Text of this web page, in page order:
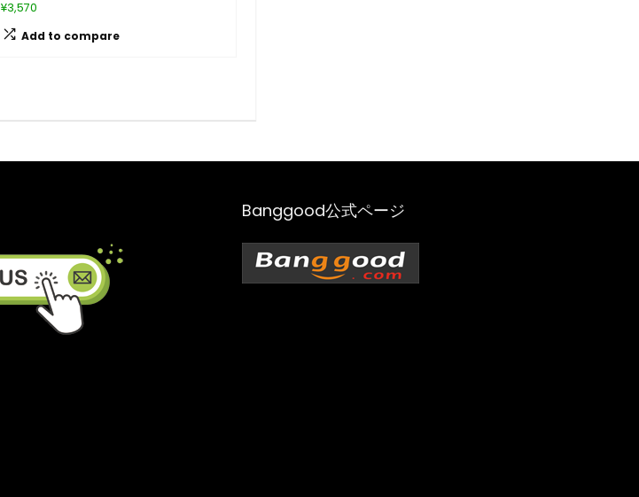
¥3,570
Add to compare
Banggood公式ページ